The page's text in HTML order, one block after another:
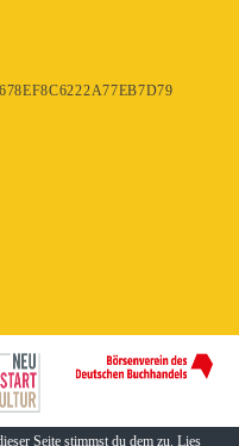
Seite stimmst du dem zu. Lies